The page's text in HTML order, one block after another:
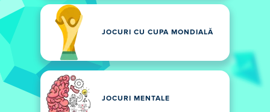
JOCURI CU CUPA MONDIALĂ
JOCURI MENTALE